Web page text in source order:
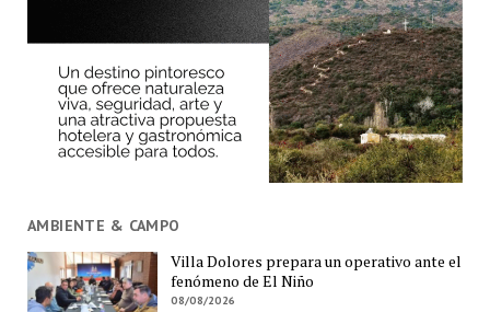
AMBIENTE & CAMPO
Villa Dolores prepara un operativo ante el
fenómeno de El Niño
08/08/2026